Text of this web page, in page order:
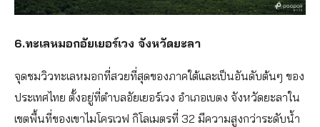
6.ทะเลหมอกอัยเยอร์เวง จังหวัดยะลา
จุดชมวิวทะเลหมอกที่สวยที่สุดของภาคใต้และเป็นอันดับต้นๆ ของ
ประเทศไทย ตั้งอยู่ที่ตำบลอัยเยอร์เวง อำเภอเบตง จังหวัดยะลาใน
เขตพื้นที่ของเขาไมโครเวฟ กิโลเมตรที่ 32 มีความสูงกว่าระดับน้ำ